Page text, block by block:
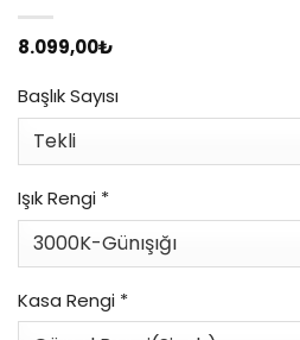
8.099,00₺
Başlık Sayısı
Işık Rengi *
Kasa Rengi *